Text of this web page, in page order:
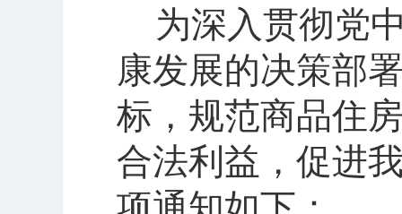
为深入贯彻党
康发展的决策部
标，规范商品住
合法利益，促进